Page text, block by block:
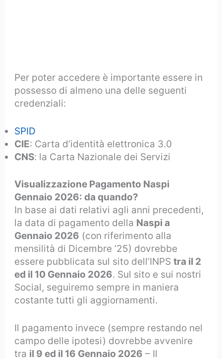
Per poter accedere è importante essere in
possesso di almeno una delle seguenti
credenziali:
SPID
CIE: Carta d’identità elettronica 3.0
CNS: la Carta Nazionale dei Servizi
Visualizzazione Pagamento Naspi
Gennaio 2026: da quando?
In base ai dati relativi agli anni precedenti,
la data di pagamento della Naspi a
Gennaio 2026 (con riferimento alla
mensilità di Dicembre ’25) dovrebbe
essere pubblicata sul sito dell’INPStra il 2
ed il 10 Gennaio 2026. Sul sito e sui nostri
Social, seguiremo sempre in maniera
costante tutti gli aggiornamenti.
Il pagamento invece (sempre restando nel
campo delle ipotesi) dovrebbe avvenire
tra il 9 ed il 16 Gennaio 2026 – Il